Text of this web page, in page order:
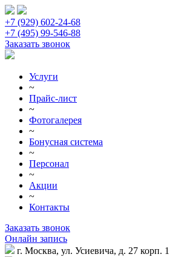
+7 (929) 602-24-68
+7 (495) 99-546-88
Заказать звонок
Услуги
~
Прайс-лист
~
Фотогалерея
~
Бонусная система
~
Персонал
~
Акции
~
Контакты
Заказать звонок
Онлайн запись
г. Москва, ул. Усиевича, д. 27 корп. 1